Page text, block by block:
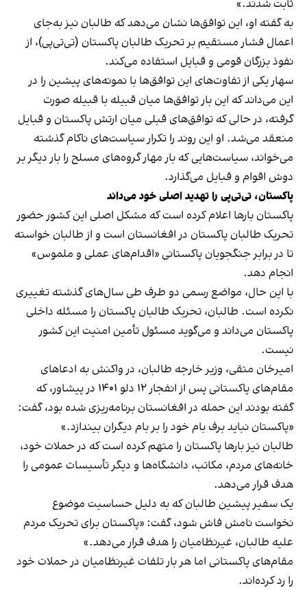
ثابت شدند.»
به گفته او، این توافق‌ها نشان می‌دهد که طالبان نیز به‌جای
اعمال فشار مستقیم بر تحریک طالبان پاکستان (تی‌تی‌پی)، از
نفوذ بزرگان قومی و قبایل استفاده می‌کند.
سهار یکی از تفاوت‌های این توافق‌ها با نمونه‌های پیشین را در
این می‌داند که این بار توافق‌ها میان قبیله با قبیله صورت
گرفته، در حالی که توافق‌های قبلی میان ارتش پاکستان و قبایل
منعقد می‌شد. او این روند را تکرار سیاست‌های ناکام گذشته
می‌خواند، سیاست‌هایی که بار مهار گروه‌های مسلح را بار دیگر بر
دوش اقوام و قبایل می‌گذارد.
پاکستان، تی‌تی‌پی را تهدید اصلی خود می‌داند
پاکستان بارها اعلام کرده است که مشکل اصلی این کشور حضور
تحریک طالبان پاکستان در افغانستان است و از طالبان خواسته
تا در برابر جنگجویان پاکستانی «اقدام‌های عملی و ملموس»
انجام دهد.
با این حال، مواضع رسمی دو طرف طی سال‌های گذشته تغییری
نکرده است. طالبان، تحریک طالبان پاکستان را مسئله داخلی
پاکستان می‌داند و می‌گوید مسئول تأمین امنیت این کشور
نیست.
امیرخان متقی، وزیر خارجه طالبان، در واکنش به ادعاهای
مقام‌های پاکستانی پس از انفجار ۱۲ دلو ۱۴۰۱ در پیشاور، که
گفته بودند این حمله در افغانستان برنامه‌ریزی شده بود، گفت:
«پاکستان نباید برف بام خود را بر بام دیگران بیندازد.»
طالبان نیز بارها پاکستان را متهم کرده است که در حملات خود،
خانه‌های مردم، مکاتب، دانشگاه‌ها و دیگر تأسیسات عمومی را
هدف قرار می‌دهد.
یک سفیر پیشین طالبان که به دلیل حساسیت موضوع
نخواست نامش فاش شود، گفت: «پاکستان برای تحریک مردم
علیه طالبان، غیرنظامیان را هدف قرار می‌دهد.»
مقام‌های پاکستانی اما هر بار تلفات غیرنظامیان در حملات خود
را رد کرده‌اند.